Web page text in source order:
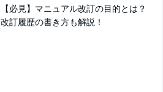
【必見】マニュアル改訂の目的とは？
改訂履歴の書き方も解説！